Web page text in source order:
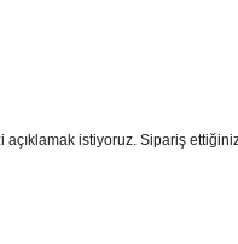
istiyoruz. Sipariş